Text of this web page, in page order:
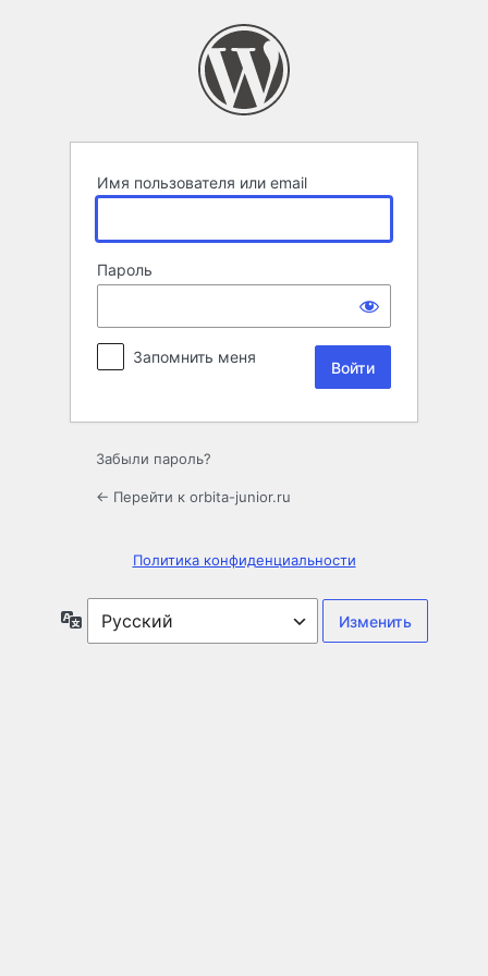
Имя пользователя или email
Пароль
Запомнить меня
Забыли пароль?
← Перейти к orbita-junior.ru
Политика конфиденциальности
Язык